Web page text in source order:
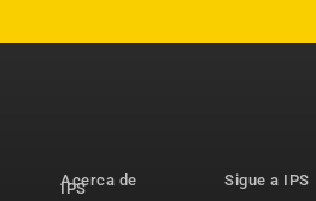
Acerca de
IPS
Sigue a IPS